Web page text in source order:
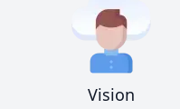
Vision